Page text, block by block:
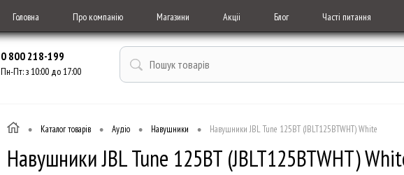
Головна Про компанію Магазини Акціі Блог Часті питання
0 800 218-199
Пн-Пт: з 10:00 до 17:00
• Каталог товарів • Аудіо • Навушники • Навушники JBL Tune 125BT (JBLT125BTWHT) White
Навушники JBL Tune 125BT (JBLT125BTWHT)